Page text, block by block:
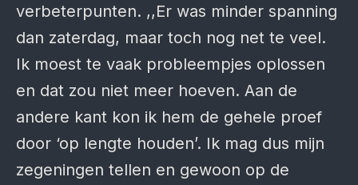
verbeterpunten. ,,Er was minder spanning
dan zaterdag, maar toch nog net te veel.
Ik moest te vaak probleempjes oplossen
en dat zou niet meer hoeven. Aan de
andere kant kon ik hem de gehele proef
door ‘op lengte houden’. Ik mag dus mijn
zegeningen tellen en gewoon op de